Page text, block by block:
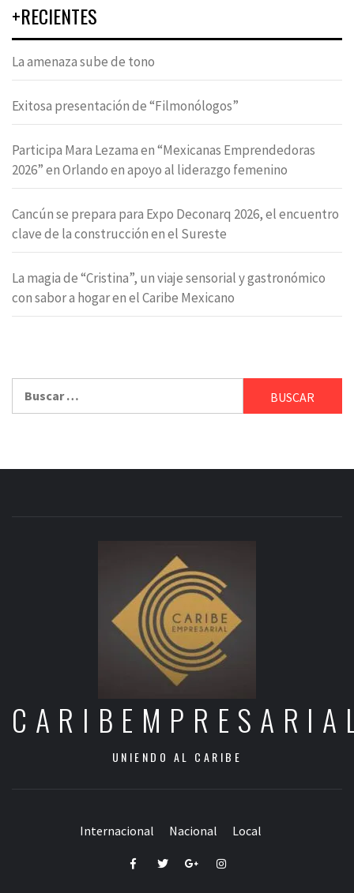
+RECIENTES
La amenaza sube de tono
Exitosa presentación de “Filmonólogos”
Participa Mara Lezama en “Mexicanas Emprendedoras
2026” en Orlando en apoyo al liderazgo femenino
Cancún se prepara para Expo Deconarq 2026, el encuentro
clave de la construcción en el Sureste
La magia de “Cristina”, un viaje sensorial y gastronómico
con sabor a hogar en el Caribe Mexicano
UNIENDO AL CARIBE
Internacional Nacional Local
FacebookTwitterGoogle+Instagram